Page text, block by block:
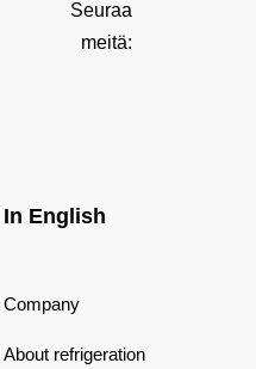
Seuraa
meitä:
In English
Company
About refrigeration